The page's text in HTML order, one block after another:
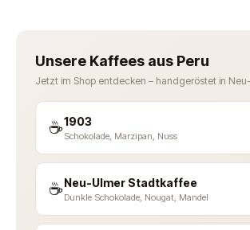
Unsere Kaffees aus Peru
Jetzt im Shop entdecken – handgeröstet in
☕1903
Schokolade, Marzipan, Nuss
☕Neu-Ulmer Stadtkaffee
Dunkle Schokolade, Nougat, Mandel